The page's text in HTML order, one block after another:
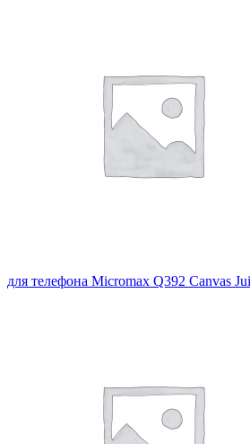
для телефона Micromax Q392 Canvas